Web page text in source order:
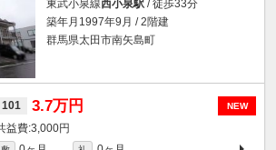
東武小泉線西小泉駅 / 徒歩33分
築年月1997年9月 / 2階建
群馬県太田市南矢島町
NEW
101 3.7万円
3,000円